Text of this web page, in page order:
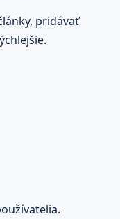
pridávať